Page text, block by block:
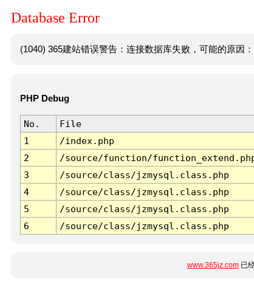
Database Error
(1040) 365建站错误警告：连接数据库失败，可能的原因
PHP Debug
No. File
1
/index.php
2
/source/function/
3
/source/class/jzmysql.class.php
4
/source/class/jzmysql.class.php
5
/source/class/jzmysql.class.php
6
/source/class/jzmysql.class.php
www.365jz.com已